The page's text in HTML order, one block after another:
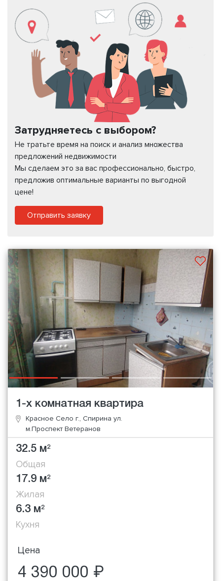
Затрудняетесь с выбором?
Не тратьте время на поиск и анализ множества
предложений недвижимости
Мы сделаем это за вас профессионально, быстро,
предложив оптимальные варианты по выгодной
цене!
Отправить заявку
1-х комнатная квартира
Красное Село г., Спирина ул.
м.Проспект Ветеранов
32.5 м2
Общая
17.9 м2
Жилая
6.3 м2
Кухня
Цена
4 390 000 ₽